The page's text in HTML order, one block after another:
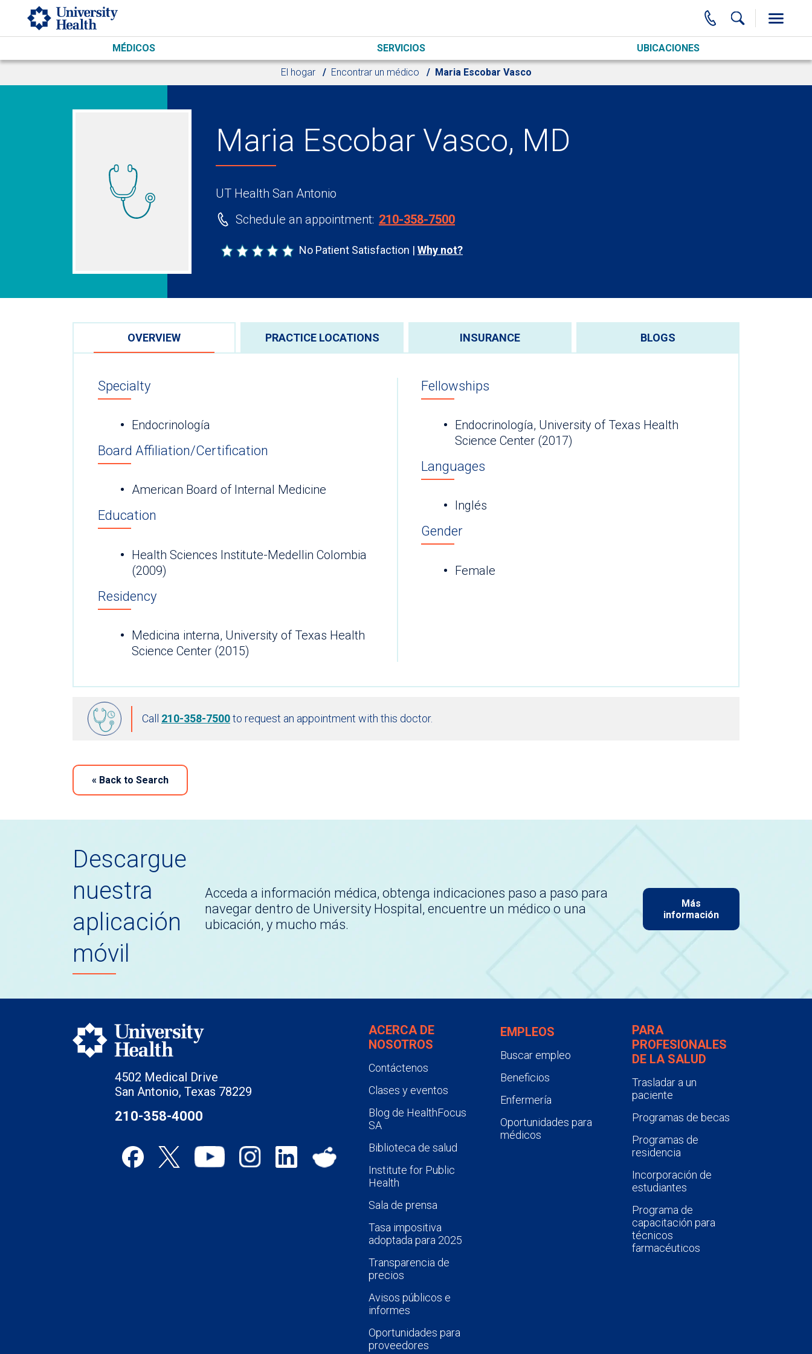
Skip to main content
MÉDICOS SERVICIOS UBICACIONES
El hogar Encontrar un médico Maria Escobar Vasco
Maria Escobar Vasco, MD
UT Health San Antonio
Schedule an appointment: 210-358-7500
No Patient Satisfaction Why not?
OVERVIEW PRACTICE LOCATIONS INSURANCE BLOGS
Specialty
Endocrinología
Board Affiliation/Certification
American Board of Internal Medicine
Education
Health Sciences Institute-Medellin Colombia
(2009)
Residency
Medicina interna, University of Texas Health
Science Center (2015)
Fellowships
Endocrinología, University of Texas Health
Science Center (2017)
Languages
Inglés
Gender
Female
Call 210-358-7500to request an appointment with this doctor.
« Back to Search
Descargue
nuestra
aplicación
móvil
Acceda a información médica, obtenga indicaciones paso a paso para
navegar dentro de University Hospital, encuentre un médico o una
ubicación, y mucho más.
Más
información
4502 Medical Drive
San Antonio, Texas 78229
210-358-4000
ACERCA DE
NOSOTROS
Contáctenos
Clases y eventos
Blog de HealthFocus
SA
Biblioteca de salud
Institute for Public
Health
Sala de prensa
Tasa impositiva
adoptada para 2025
Transparencia de
precios
Avisos públicos e
informes
Oportunidades para
proveedores
EMPLEOS
Buscar empleo
Beneficios
Enfermería
Oportunidades para
médicos
PARA
PROFESIONALES
DE LA SALUD
Trasladar a un
paciente
Programas de becas
Programas de
residencia
Incorporación de
estudiantes
Programa de
capacitación para
técnicos
farmacéuticos